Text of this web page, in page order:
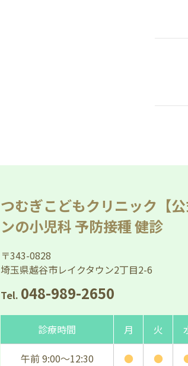
つむぎこどもクリニック【
ンの小児科 予防接種 健診
〒343-0828
埼玉県越谷市レイクタウン2丁目2-6
Tel. 048-989-2650
診療時間 月 火
午前 9:00～12:30 ● ●